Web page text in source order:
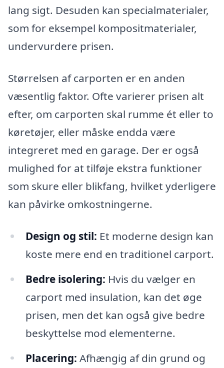
lang sigt. Desuden kan specialmaterialer,
som for eksempel kompositmaterialer,
undervurdere prisen.
Størrelsen af carporten er en anden
væsentlig faktor. Ofte varierer prisen alt
efter, om carporten skal rumme ét eller to
køretøjer, eller måske endda være
integreret med en garage. Der er også
mulighed for at tilføje ekstra funktioner
som skure eller blikfang, hvilket yderligere
kan påvirke omkostningerne.
Design og stil: Et moderne design kan
koste mere end en traditionel carport.
Bedre isolering: Hvis du vælger en
carport med insulation, kan det øge
prisen, men det kan også give bedre
beskyttelse mod elementerne.
Placering: Afhængig af din grund og